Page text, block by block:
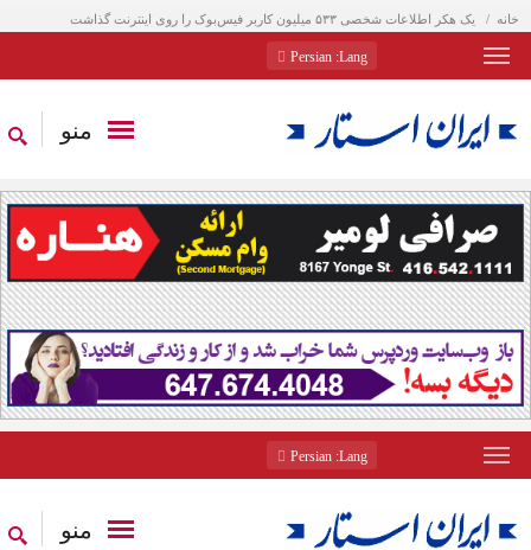
خانه یک هکر اطلاعات شخصی ۵۳۳ میلیون کاربر فیس‌بوک را روی اینترنت گذاشت
Lang
: Persian
منو
Lang
: Persian
منو